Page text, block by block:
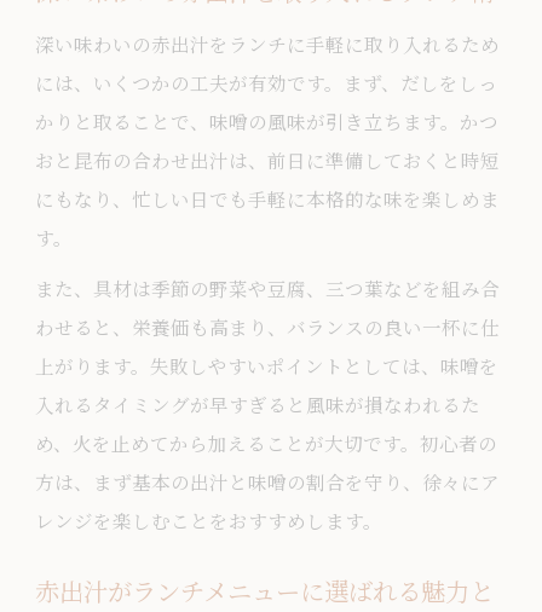
ンス
コク深い赤出汁は豆味噌と出汁選びがポ
深い味わいの赤出汁をランチに手軽に取り入れるため
には、いくつかの工夫が有効です。まず、だしをしっ
かりと取ることで、味噌の風味が引き立ちます。かつ
おと昆布の合わせ出汁は、前日に準備しておくと時短
にもなり、忙しい日でも手軽に本格的な味を楽しめま
す。
また、具材は季節の野菜や豆腐、三つ葉などを組み合
わせると、栄養価も高まり、バランスの良い一杯に仕
上がります。失敗しやすいポイントとしては、味噌を
入れるタイミングが早すぎると風味が損なわれるた
め、火を止めてから加えることが大切です。初心者の
方は、まず基本の出汁と味噌の割合を守り、徐々にア
レンジを楽しむことをおすすめします。
赤出汁がランチメニューに選ばれる魅力と